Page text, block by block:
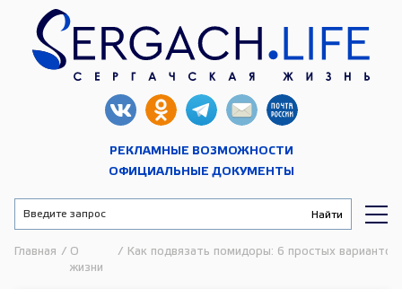
РЕКЛАМНЫЕ ВОЗМОЖНОСТИ
ОФИЦИАЛЬНЫЕ ДОКУМЕНТЫ
Главная / О
жизни
/ Как подвязать помидоры: 6 простых вариантов